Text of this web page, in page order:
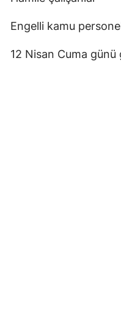
Engelli kamu
12 Nisan Cuma günü